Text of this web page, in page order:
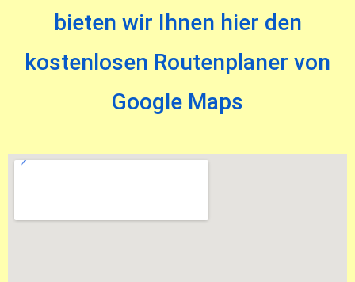
bieten wir Ihnen hier den
kostenlosen Routenplaner von
Google Maps